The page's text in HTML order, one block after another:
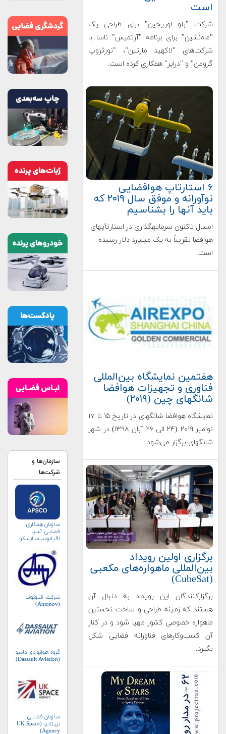
است
شرکت "بلو اوریجین" برای طراحی یک
"ماه‌نشین" برای برنامه "آرتمیس" ناسا با
شرکت‌های "لاکهید مارتین"، "نورثروپ
گرومن" و "دراپر" همکاری کرده است.
۶ استارتاپ هوافضایی
نوآورانه و موفق سال ۲۰۱۹ که
باید آن​ها را بشناسیم
امسال تاکنون سرمایه​گذاری در استارت​آپ​های
هوافضا تقریباً به یک میلیارد دلار رسیده
است.
هفتمین نمایشگاه بین‌المللی
فناوری و تجهیزات هوافضا
شانگهای چین (۲۰۱۹)
نمایشگاه هوافضا شانگهای در تاریخ ۱۵ تا ۱۷
نوامبر ۲۰۱۹ (۲۴ الی ۲۶ آبان ۱۳۹۸) در شهر
شانگهای برگزار می‌شود.
برگزاری اولین رویداد
بین‌المللی ماهواره‌های مکعبی
(CubeSat)
برگزارکنندگان این رویداد به دنبال آن
هستند که زمینه طراحی و ساخت نخستین
ماهواره خصوصی کشور مهیا شود و در کنار
آن کسب‌و‌کارهای فناورانه فضایی شکل
بگیرد.
سازمان‌ها و
شرکت‌ها
سازمان همکاری
فضایی آسیا
اقیانوسیه، اپسکو
شرکت آنتونوف
(Antonov)
گروه هوانوردی داسو
(Dassault Aviation)
سازمان فضایی
بریتانیا (UK Space
Agency)